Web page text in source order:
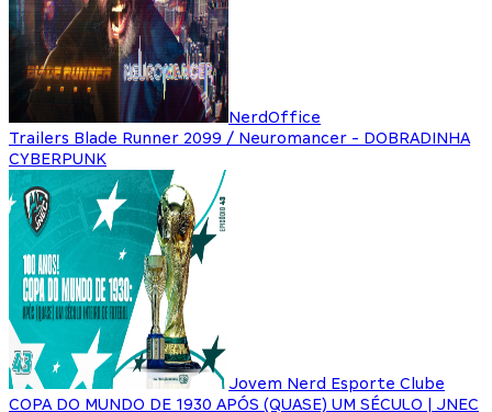
NerdOffice
Trailers Blade Runner 2099 / Neuromancer - DOBRADINHA
CYBERPUNK
Jovem Nerd Esporte Clube
COPA DO MUNDO DE 1930 APÓS (QUASE) UM SÉCULO | JNEC